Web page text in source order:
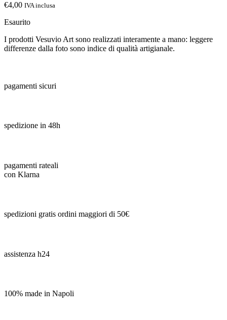
€4,00 IVA inclusa
Esaurito
I prodotti Vesuvio Art sono realizzati interamente a mano: leggere
differenze dalla foto sono indice di qualità artigianale.
pagamenti sicuri
spedizione in 48h
pagamenti rateali
con Klarna
spedizioni gratis ordini maggiori di 50€
assistenza h24
100% made in Napoli